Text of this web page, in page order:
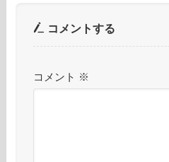
コメントする
コメント ※